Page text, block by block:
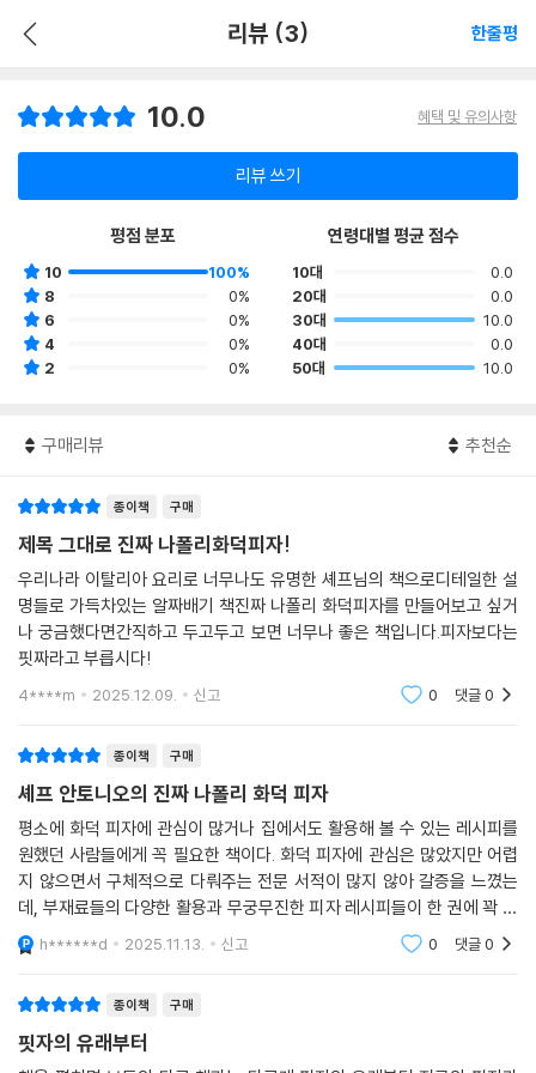
리뷰 (3) 한줄평
10.0 혜택 및 유의사항
리뷰 쓰기
평점 분포
10
100%
8
0%
6
0%
4
0%
2
0%
연령대별 평균 점수
10대
0.0
20대
0.0
30대
10.0
40대
0.0
50대
10.0
구매리뷰 추천순
종이책 구매
제목 그대로 진짜 나폴리화덕피자!
우리나라 이탈리아 요리로 너무나도 유명한 셰프님의 책으로디테일한 설
명들로 가득차있는 알짜배기 책진짜 나폴리 화덕피자를 만들어보고 싶거
나 궁금했다면간직하고 두고두고 보면 너무나 좋은 책입니다.피자보다는
핏짜라고 부릅시다!
4****m 2025.12.09. 신고 0 댓글0
종이책 구매
셰프 안토니오의 진짜 나폴리 화덕 피자
평소에 화덕 피자에 관심이 많거나 집에서도 활용해 볼 수 있는 레시피를
원했던 사람들에게 꼭 필요한 책이다. 화덕 피자에 관심은 많았지만 어렵
지 않으면서 구체적으로 다뤄주는 전문 서적이 많지 않아 갈증을 느꼈는
데, 부재료들의 다양한 활용과 무궁무진한 피자 레시피들이 한 권에 꽉 채
워져 있어 만족스럽게 보고 있다.
h******d 2025.11.13. 신고 0 댓글0
종이책 구매
핏자의 유래부터